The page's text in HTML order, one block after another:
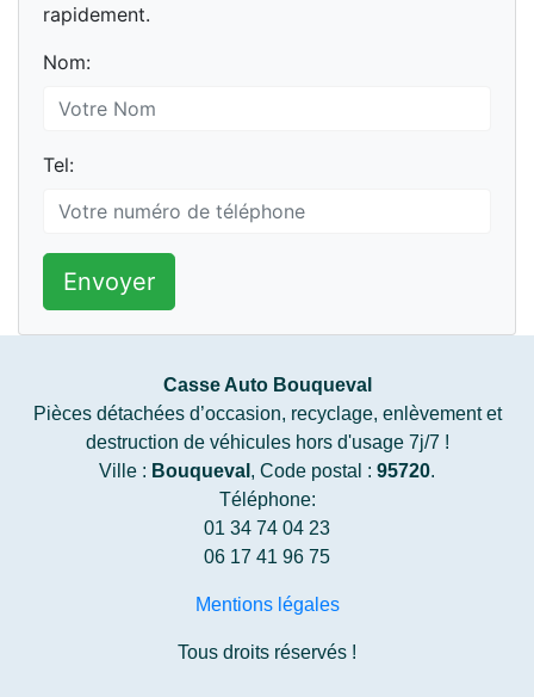
rapidement.
Nom:
Tel:
Envoyer
Casse Auto Bouqueval
Pièces détachées d’occasion, recyclage, enlèvement et
destruction de véhicules hors d'usage 7j/7 !
Ville : Bouqueval , Code postal : 95720.
Téléphone:
01 34 74 04 23
06 17 41 96 75
Mentions légales
Tous droits réservés !